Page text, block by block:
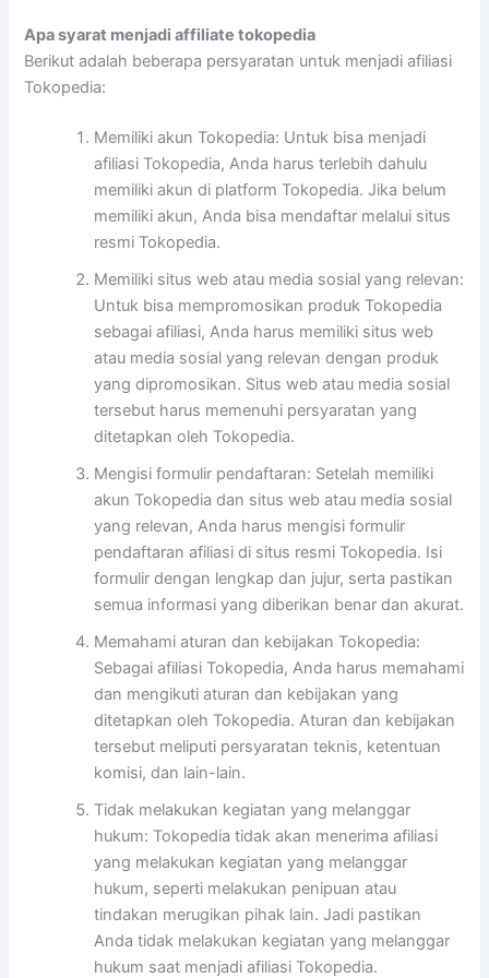
Apa syarat menjadi affiliate tokopedia
Berikut adalah beberapa persyaratan untuk menjadi afiliasi
Tokopedia:
Memiliki akun Tokopedia: Untuk bisa menjadi
afiliasi Tokopedia, Anda harus terlebih dahulu
memiliki akun di platform Tokopedia. Jika belum
memiliki akun, Anda bisa mendaftar melalui situs
resmi Tokopedia.
Memiliki situs web atau media sosial yang relevan:
Untuk bisa mempromosikan produk Tokopedia
sebagai afiliasi, Anda harus memiliki situs web
atau media sosial yang relevan dengan produk
yang dipromosikan. Situs web atau media sosial
tersebut harus memenuhi persyaratan yang
ditetapkan oleh Tokopedia.
Mengisi formulir pendaftaran: Setelah memiliki
akun Tokopedia dan situs web atau media sosial
yang relevan, Anda harus mengisi formulir
pendaftaran afiliasi di situs resmi Tokopedia. Isi
formulir dengan lengkap dan jujur, serta pastikan
semua informasi yang diberikan benar dan akurat.
Memahami aturan dan kebijakan Tokopedia:
Sebagai afiliasi Tokopedia, Anda harus memahami
dan mengikuti aturan dan kebijakan yang
ditetapkan oleh Tokopedia. Aturan dan kebijakan
tersebut meliputi persyaratan teknis, ketentuan
komisi, dan lain-lain.
Tidak melakukan kegiatan yang melanggar
hukum: Tokopedia tidak akan menerima afiliasi
yang melakukan kegiatan yang melanggar
hukum, seperti melakukan penipuan atau
tindakan merugikan pihak lain. Jadi pastikan
Anda tidak melakukan kegiatan yang melanggar
hukum saat menjadi afiliasi Tokopedia.